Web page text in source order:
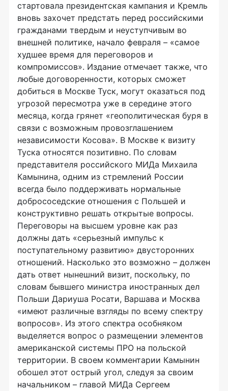
стартовала президентская кампания и Кремль
вновь захочет предстать перед российскими
гражданами твердым и неуступчивым во
внешней политике, начало февраля – «самое
худшее время для переговоров и
компромиссов». Издание отмечает также, что
любые договоренности, которых сможет
добиться в Москве Туск, могут оказаться под
угрозой пересмотра уже в середине этого
месяца, когда грянет «геополитическая буря в
связи с возможным провозглашением
независимости Косова». В Москве к визиту
Туска относятся позитивно. По словам
представителя российского МИДа Михаила
Камынина, одним из стремлений России
всегда было поддерживать нормальные
добрососедские отношения с Польшей и
конструктивно решать открытые вопросы.
Переговоры на высшем уровне как раз
должны дать «серьезный импульс к
поступательному развитию» двусторонних
отношений. Насколько это возможно – должен
дать ответ нынешний визит, поскольку, по
словам бывшего министра иностранных дел
Польши Дариуша Росати, Варшава и Москва
«имеют различные взгляды по всему спектру
вопросов». Из этого спектра особняком
выделяется вопрос о размещении элементов
американской системы ПРО на польской
территории. В своем комментарии Камынин
обошел этот острый угол, следуя за своим
начальником – главой МИДа Сергеем